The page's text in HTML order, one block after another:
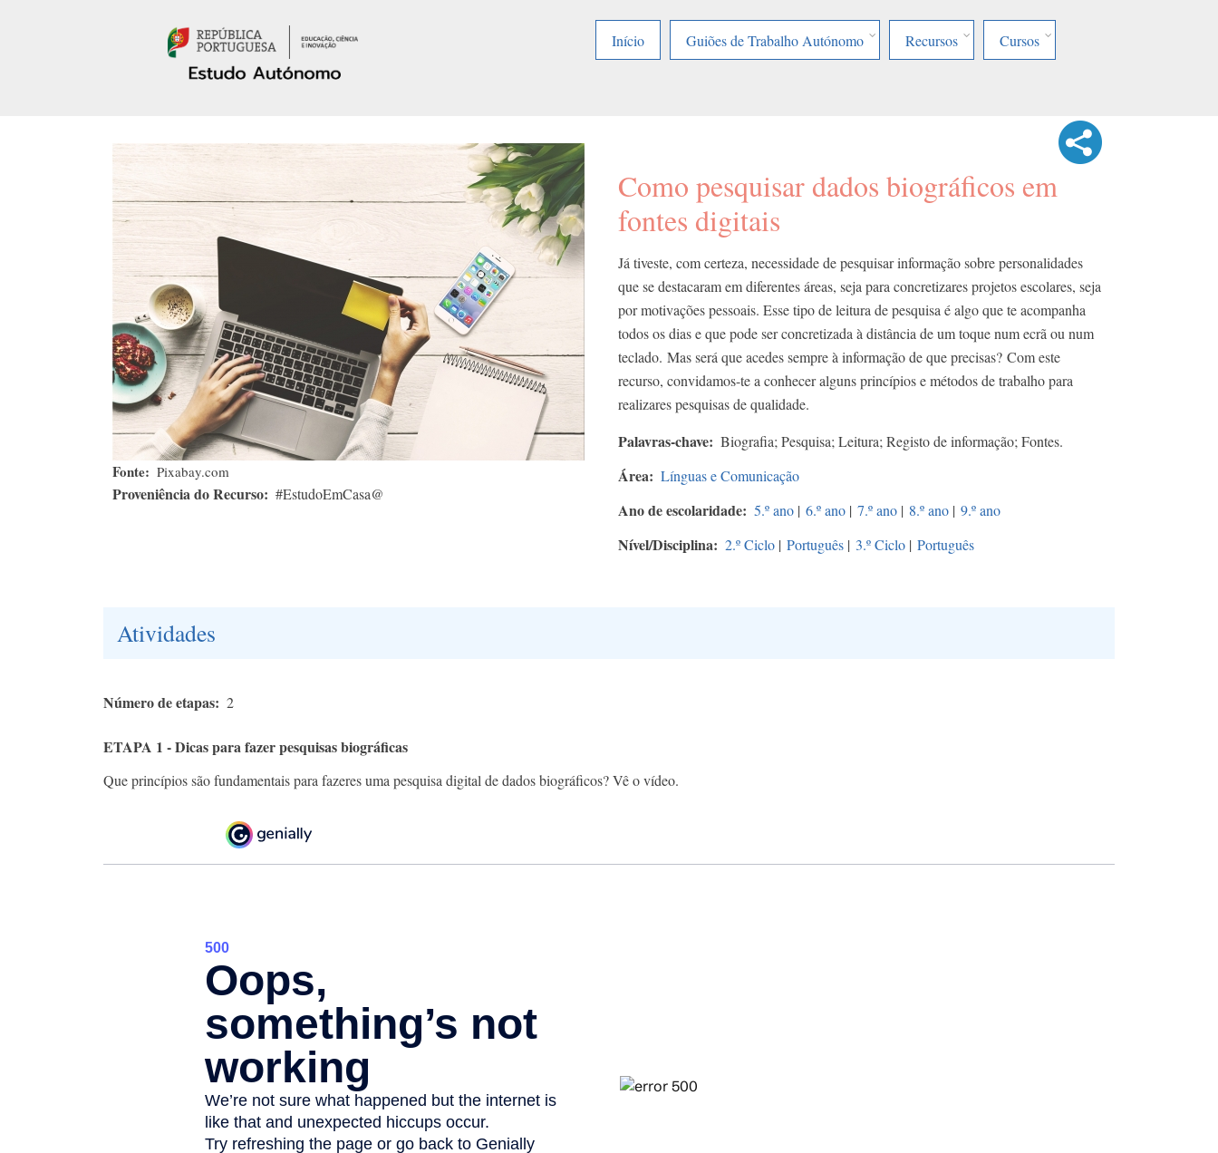
Início
Guiões de Trabalho Autónomo Recursos Cursos
Fonte Pixabay.com
Proveniência do Recurso #EstudoEmCasa@
Como pesquisar dados biográficos em
fontes digitais
Já tiveste, com certeza, necessidade de pesquisar informação sobre personalidades
que se destacaram em diferentes áreas, seja para concretizares projetos escolares, seja
por motivações pessoais. Esse tipo de leitura de pesquisa é algo que te acompanha
todos os dias e que pode ser concretizada à distância de um toque num ecrã ou num
teclado. Mas será que acedes sempre à informação de que precisas? Com este
recurso, convidamos-te a conhecer alguns princípios e métodos de trabalho para
realizares pesquisas de qualidade.
Palavras-chave Biografia; Pesquisa; Leitura; Registo de informação; Fontes.
Área Línguas e Comunicação
Ano de escolaridade 5.º ano | 6.º ano | 7.º ano | 8.º ano | 9.º ano
Nível/Disciplina 2.º Ciclo | Português | 3.º Ciclo | Português
Atividades
Número de etapas 2
ETAPA 1 - Dicas para fazer pesquisas biográficas
Que princípios são fundamentais para fazeres uma pesquisa digital de dados biográficos? Vê o vídeo.